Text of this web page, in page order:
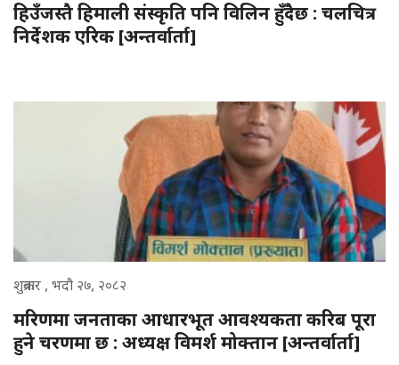
हिउँजस्तै हिमाली संस्कृति पनि विलिन हुँदैछ : चलचित्र
निर्देशक एरिक [अन्तर्वार्ता]
शुक्रबार , भदौ २७, २०८२
मरिणमा जनताका आधारभूत आवश्यकता करिब पूरा
हुने चरणमा छ : अध्यक्ष विमर्श मोक्तान [अन्तर्वार्ता]